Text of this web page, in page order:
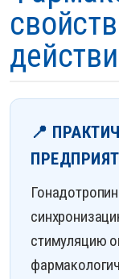
📍
стимуляцию